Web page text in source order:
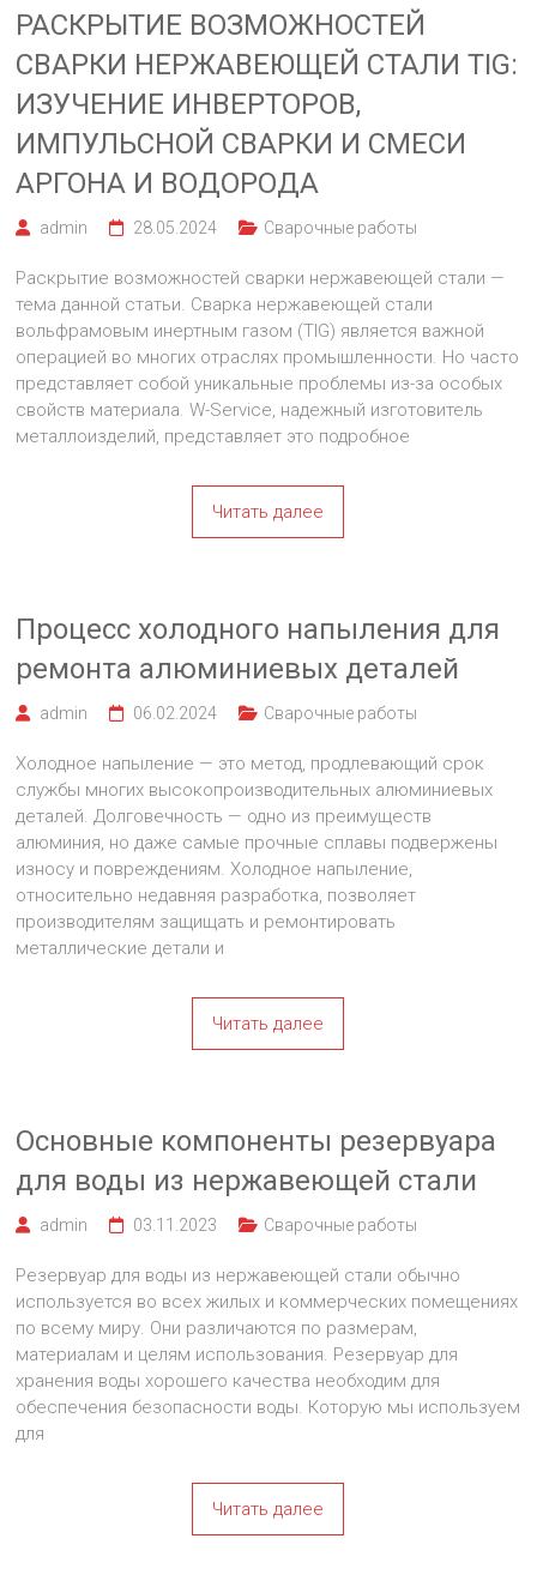
РАСКРЫТИЕ ВОЗМОЖНОСТЕЙ
СВАРКИ НЕРЖАВЕЮЩЕЙ СТАЛИ TIG:
ИЗУЧЕНИЕ ИНВЕРТОРОВ,
ИМПУЛЬСНОЙ СВАРКИ И СМЕСИ
АРГОНА И ВОДОРОДА
admin 28.05.2024 Сварочные работы
Раскрытие возможностей сварки нержавеющей стали —
тема данной статьи. Сварка нержавеющей стали
вольфрамовым инертным газом (TIG) является важной
операцией во многих отраслях промышленности. Но часто
представляет собой уникальные проблемы из-за особых
свойств материала. W-Service, надежный изготовитель
металлоизделий, представляет это подробное
Читать далее
Процесс холодного напыления для
ремонта алюминиевых деталей
admin 06.02.2024 Сварочные работы
Холодное напыление — это метод, продлевающий срок
службы многих высокопроизводительных алюминиевых
деталей. Долговечность — одно из преимуществ
алюминия, но даже самые прочные сплавы подвержены
износу и повреждениям. Холодное напыление,
относительно недавняя разработка, позволяет
производителям защищать и ремонтировать
металлические детали и
Читать далее
Основные компоненты резервуара
для воды из нержавеющей стали
admin 03.11.2023 Сварочные работы
Резервуар для воды из нержавеющей стали обычно
используется во всех жилых и коммерческих помещениях
по всему миру. Они различаются по размерам,
материалам и целям использования. Резервуар для
хранения воды хорошего качества необходим для
обеспечения безопасности воды. Которую мы используем
для
Читать далее